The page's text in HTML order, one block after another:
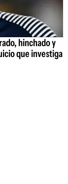
hinchado y
que investiga